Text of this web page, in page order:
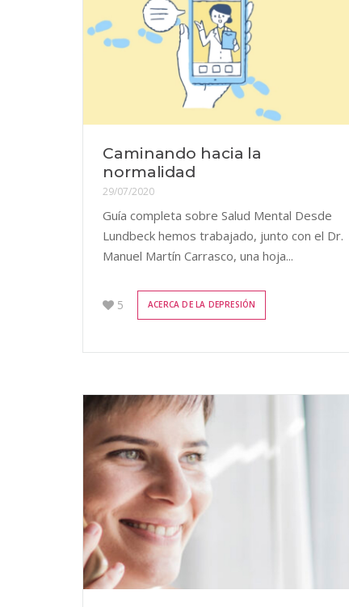
Caminando hacia la
normalidad
29/07/2020
Guía completa sobre Salud Mental Desde
Lundbeck hemos trabajado, junto con el Dr.
Manuel Martín Carrasco, una hoja...
5 ACERCA DE LA DEPRESIÓN